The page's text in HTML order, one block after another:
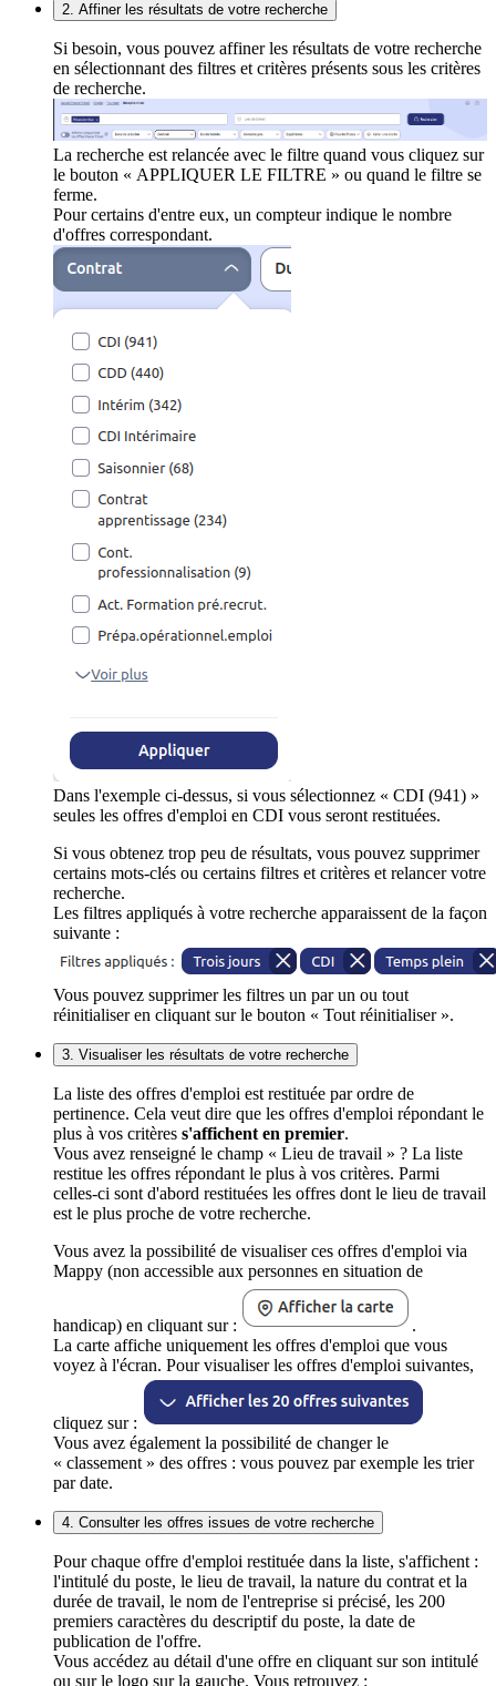
2. Affiner les résultats de votre recherche
Si besoin, vous pouvez affiner les résultats de votre recherche
en sélectionnant des filtres et critères présents sous les critères
de recherche.
La recherche est relancée avec le filtre quand vous cliquez sur
le bouton « APPLIQUER LE FILTRE » ou quand le filtre se
ferme.
Pour certains d'entre eux, un compteur indique le nombre
d'offres correspondant.
Dans l'exemple ci-dessus, si vous sélectionnez « CDI (941) »
seules les offres d'emploi en CDI vous seront restituées.
Si vous obtenez trop peu de résultats, vous pouvez supprimer
certains mots-clés ou certains filtres et critères et relancer votre
recherche.
Les filtres appliqués à votre recherche apparaissent de la façon
suivante :
Vous pouvez supprimer les filtres un par un ou tout
réinitialiser en cliquant sur le bouton « Tout réinitialiser ».
3. Visualiser les résultats de votre recherche
La liste des offres d'emploi est restituée par ordre de
pertinence. Cela veut dire que les offres d'emploi répondant le
plus à vos critères s'affichent en premier.
Vous avez renseigné le champ « Lieu de travail » ? La liste
restitue les offres répondant le plus à vos critères. Parmi
celles-ci sont d'abord restituées les offres dont le lieu de travail
est le plus proche de votre recherche.
Vous avez la possibilité de visualiser ces offres d'emploi via
Mappy (non accessible aux personnes en situation de
handicap) en cliquant sur :
.
La carte affiche uniquement les offres d'emploi que vous
voyez à l'écran. Pour visualiser les offres d'emploi suivantes,
cliquez sur :
Vous avez également la possibilité de changer le
« classement » des offres : vous pouvez par exemple les trier
par date.
4. Consulter les offres issues de votre recherche
Pour chaque offre d'emploi restituée dans la liste, s'affichent :
l'intitulé du poste, le lieu de travail, la nature du contrat et la
durée de travail, le nom de l'entreprise si précisé, les 200
premiers caractères du descriptif du poste, la date de
publication de l'offre.
Vous accédez au détail d'une offre en cliquant sur son intitulé
ou sur le logo sur la gauche. Vous retrouvez :